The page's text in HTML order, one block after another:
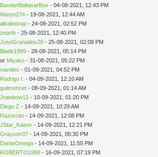
BastianBaltasarBux - 04-08-2021, 12:43 PM
Maryo274 - 19-08-2021, 12:44 AM
alkalinorap - 24-08-2021, 02:52 PM
zearth - 25-08-2021, 12:40 PM
JoseGranados20 - 25-08-2021, 02:08 PM
Blade1999 - 28-08-2021, 05:14 PM
Miyako - 31-08-2021, 05:22 PM
xavidec - 01-09-2021, 04:52 PM
Rodrigo I. - 04-09-2021, 12:10 AM
guilmonnet - 08-09-2021, 01:14 AM
Jrainbow12 - 10-09-2021, 01:20 PM
Diego Z - 14-09-2021, 10:29 AM
Razorcito - 14-09-2021, 12:08 PM
JStar_Kaiser - 14-09-2021, 12:21 PM
Grayson37 - 14-09-2021, 05:30 PM
DanteOmega - 14-09-2021, 11:55 PM
ROBERTO1998 - 16-09-2021, 07:19 PM